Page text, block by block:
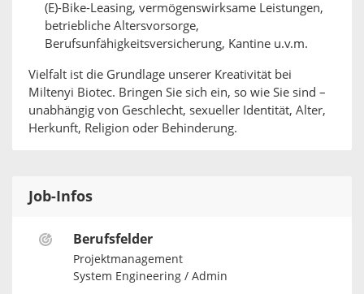
(E)-Bike-Leasing, vermögenswirksame Leistungen,
betriebliche Altersvorsorge,
Berufsunfähigkeitsversicherung, Kantine u.v.m.
Vielfalt ist die Grundlage unserer Kreativität bei
Miltenyi Biotec. Bringen Sie sich ein, so wie Sie sind –
unabhängig von Geschlecht, sexueller Identität, Alter,
Herkunft, Religion oder Behinderung.
Job-Infos
Berufsfelder
Projektmanagement
System Engineering / Admin